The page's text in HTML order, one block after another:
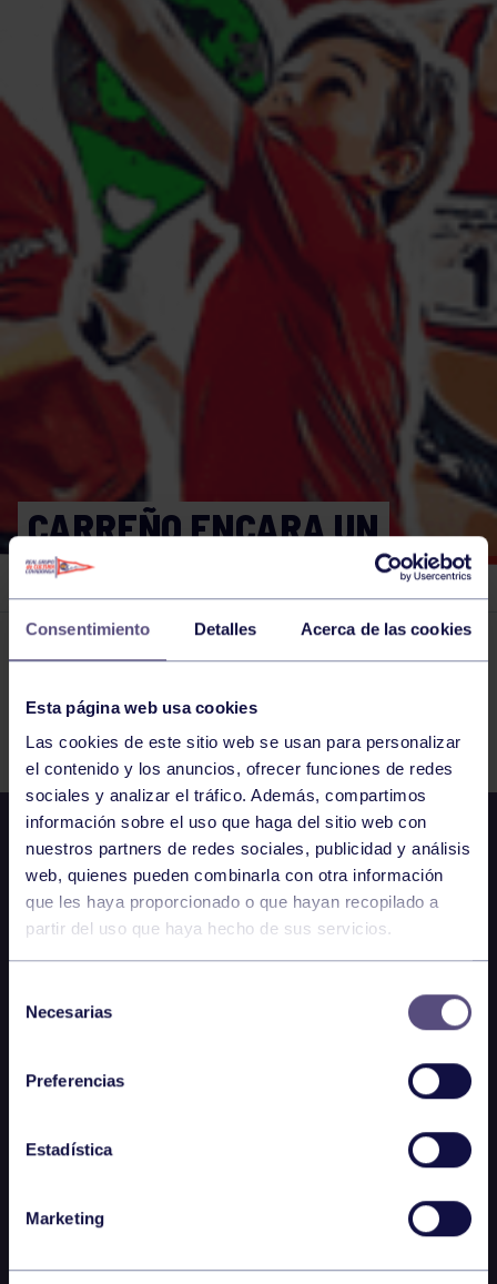
Consentimiento Detalles Acerca de las cookies
Esta página web usa cookies
Las cookies de este sitio web se usan para personalizar
el contenido y los anuncios, ofrecer funciones de redes
sociales y analizar el tráfico. Además, compartimos
información sobre el uso que haga del sitio web con
nuestros partners de redes sociales, publicidad y análisis
web, quienes pueden combinarla con otra información
que les haya proporcionado o que hayan recopilado a
partir del uso que haya hecho de sus servicios.
Necesarias
Preferencias
Estadística
Marketing
CARREÑO ENCARA UN
DESAFIO TITÁNICO
El grupo en prensa 06 SEP 2020
Comparte